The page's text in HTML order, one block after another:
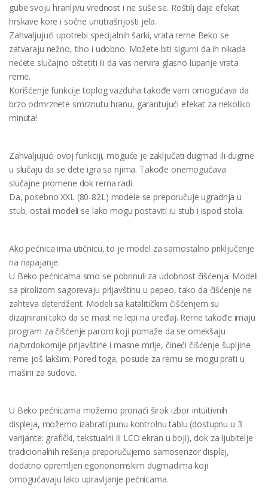
gube svoju hranljivu vrednost i ne suše se. Roštilj daje efekat
hrskave kore i sočne unutrašnjosti jela.
Zahvaljujući upotrebi specijalnih šarki, vrata rerne Beko se
zatvaraju nežno, tiho i udobno. Možete biti sigurni da ih nikada
nećete slučajno oštetiti ili da vas nervira glasno lupanje vrata
rerne.
Korišćenje funkcije toplog vazduha takođe vam omogućava da
brzo odmrznete smrznutu hranu, garantujući efekat za nekoliko
minuta!
Zahvaljujući ovoj funkciji, moguće je zaključati dugmad ili dugme
u slučaju da se dete igra sa njima. Takođe onemogućava
slučajne promene dok rerna radi.
Da, posebno XXL (80-82L) modele se preporučuje ugradnja u
stub, ostali modeli se lako mogu postaviti iu stub i ispod stola.
Ako pećnica ima utičnicu, to je model za samostalno priključenje
na napajanje.
U Beko pećnicama smo se pobrinuli za udobnost čišćenja. Modeli
sa pirolizom sagorevaju prljavštinu u pepeo, tako da čišćenje ne
zahteva deterdžent. Modeli sa katalitičkim čišćenjem su
dizajnirani tako da se mast ne lepi na uređaj. Rerne takođe imaju
program za čišćenje parom koji pomaže da se omekšaju
najtvrdokornije prljavštine i masne mrlje, čineći čišćenje šupljine
rerne još lakšim. Pored toga, posude za rernu se mogu prati u
mašini za sudove.
U Beko pećnicama možemo pronaći širok izbor intuitivnih
displeja, možemo izabrati punu kontrolnu tablu (dostupnu u 3
varijante: grafički, tekstualni ili LCD ekran u boji), dok za ljubitelje
tradicionalnih rešenja preporučujemo samosenzor displej,
dodatno opremljen egononomskim dugmadima koji
omogućavaju lako upravljanje pećnicama.